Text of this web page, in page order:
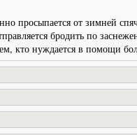
просыпается от зимней
бродить по
кто нуждается в помощи